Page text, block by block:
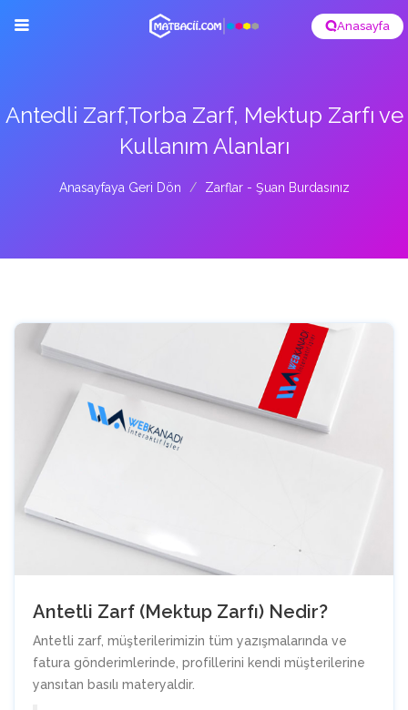
Anasayfa
Antedli Zarf,Torba Zarf, Mektup Zarfı ve
Kullanım Alanları
Anasayfaya Geri Dön Zarflar - Şuan Burdasınız
Antetli Zarf (Mektup Zarfı) Nedir?
Antetli zarf, müşterilerimizin tüm yazışmalarında ve
fatura gönderimlerinde, profillerini kendi müşterilerine
yansıtan basılı materyaldir.